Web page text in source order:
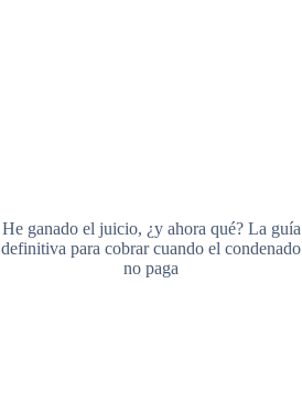
He ganado el juicio, ¿y ahora qué? La guía
definitiva para cobrar cuando el condenado
no paga